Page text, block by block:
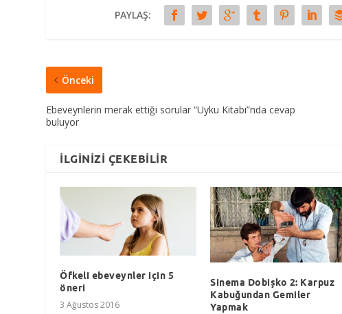
PAYLAŞ:
Önceki
Ebeveynlerin merak ettiği sorular “Uyku Kitabı”nda cevap
buluyor
İLGINIZI ÇEKEBILIR
Öfkeli ebeveynler için 5
öneri
3 Ağustos 2016
Sinema Dobişko 2: Karpuz
Kabuğundan Gemiler
Yapmak